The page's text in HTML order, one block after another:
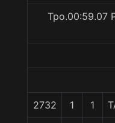
Tpo.00:59.07
2732 1 1